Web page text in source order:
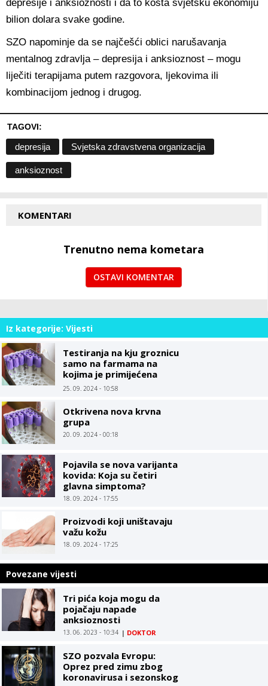
depresije i anksioznosti i da to košta svjetsku ekonomiju
bilion dolara svake godine.
SZO napominje da se najčešći oblici narušavanja
mentalnog zdravlja – depresija i anksioznost – mogu
liječiti terapijama putem razgovora, ljekovima ili
kombinacijom jednog i drugog.
TAGOVI:
depresija Svjetska zdravstvena organizacija
anksioznost
KOMENTARI
Trenutno nema kometara
OSTAVI KOMENTAR
Iz kategorije: Vijesti
Testiranja na kju groznicu
samo na farmama na
kojima je primijećena
određena patologija
25. 09. 2024 - 10:58
Otkrivena nova krvna
grupa
20. 09. 2024 - 00:18
Pojavila se nova varijanta
kovida: Koja su četiri
glavna simptoma?
18. 09. 2024 - 17:55
Proizvodi koji uništavaju
važu kožu
18. 09. 2024 - 17:25
Povezane vijesti
Tri pića koja mogu da
pojačaju napade
anksioznosti
13. 06. 2023 - 10:34 | DOKTOR
SZO pozvala Evropu:
Oprez pred zimu zbog
koronavirusa i sezonskog